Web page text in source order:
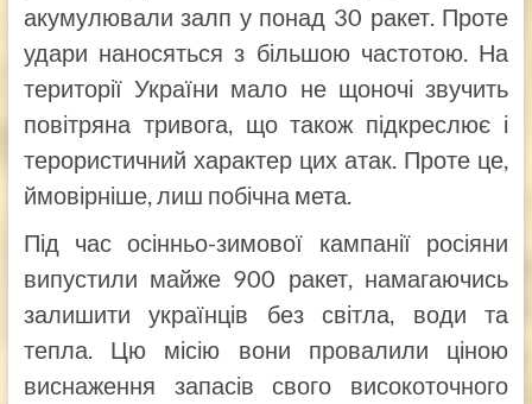
акумулювали залп у понад 30 ракет. Проте
удари наносяться з більшою частотою. На
території України мало не щоночі звучить
повітряна тривога, що також підкреслює і
терористичний характер цих атак. Проте це,
ймовірніше, лиш побічна мета.
Під час осінньо-зимової кампанії росіяни
випустили майже 900 ракет, намагаючись
залишити українців без світла, води та
тепла. Цю місію вони провалили ціною
виснаження запасів свого високоточного